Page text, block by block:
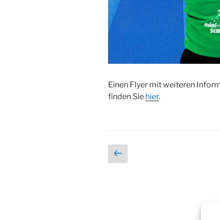
Einen Flyer mit weiteren
finden Sie hier.
Vorherige
Seite